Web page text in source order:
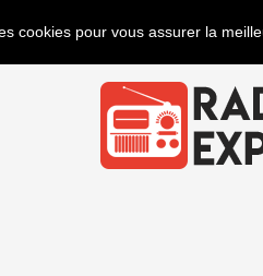
cookies pour vous assurer la